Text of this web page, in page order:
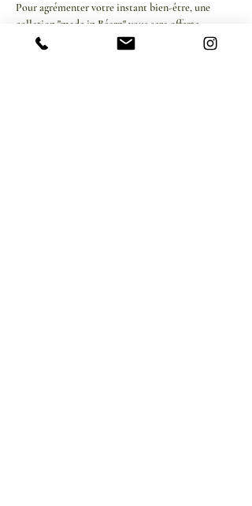
Pour agrémenter votre instant bien-être, une
collation "made in Béarn" vous sera offerte.